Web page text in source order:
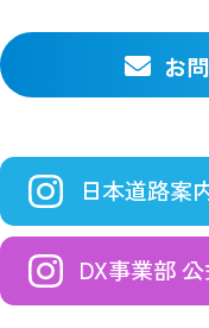
お
日本道路案
DX事業部
詳細を
TOP 空き看